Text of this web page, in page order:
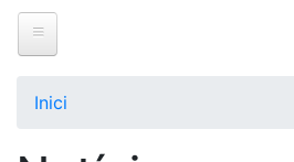
La nostra història
Inici